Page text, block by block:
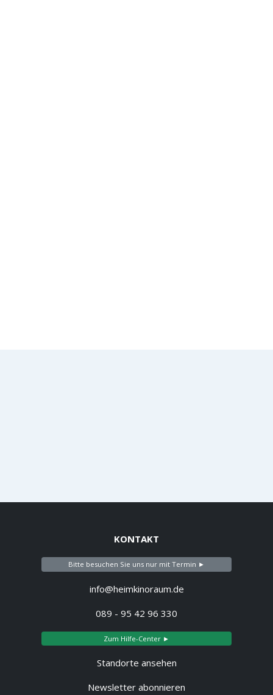
KONTAKT
Bitte besuchen Sie uns nur mit Termin ►
info@heimkinoraum.de
089 - 95 42 96 330
Zum Hilfe-Center ►
Standorte ansehen
Newsletter abonnieren